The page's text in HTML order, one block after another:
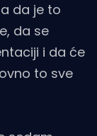
da je to
da se
i da će
to sve